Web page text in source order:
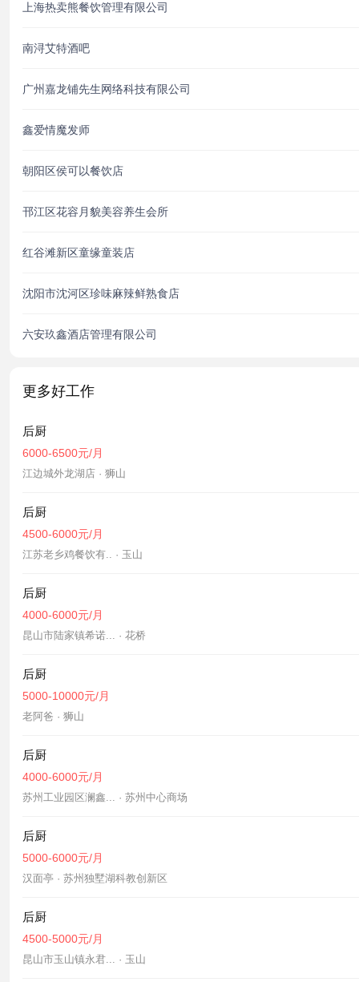
上海热卖熊餐饮管理有限公司
南浔艾特酒吧
广州嘉龙铺先生网络科技有限公司
鑫爱情魔发师
朝阳区侯可以餐饮店
邗江区花容月貌美容养生会所
红谷滩新区童缘童装店
沈阳市沈河区珍味麻辣鲜熟食店
六安玖鑫酒店管理有限公司
更多好工作
后厨
6000-6500元/月
江边城外龙湖店 · 狮山
后厨
4500-6000元/月
江苏老乡鸡餐饮有.. · 玉山
后厨
4000-6000元/月
昆山市陆家镇希诺... · 花桥
后厨
5000-10000元/月
老阿爸 · 狮山
后厨
4000-6000元/月
苏州工业园区澜鑫... · 苏州中心商场
后厨
5000-6000元/月
汉面亭 · 苏州独墅湖科教创新区
后厨
4500-5000元/月
昆山市玉山镇永君... · 玉山